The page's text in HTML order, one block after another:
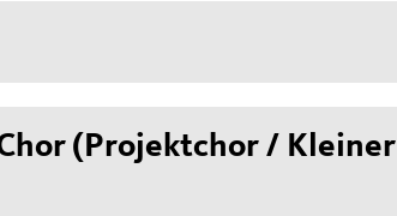
(Projektchor / Kleiner